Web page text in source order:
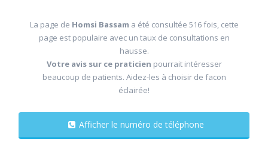
La page de Homsi Bassam a été consultée 516 fois, cette
page est populaire avec un taux de consultations en
hausse.
Votre avis sur ce praticien pourrait intéresser
beaucoup de patients. Aidez-les à choisir de facon
éclairée!
Afficher le numéro de téléphone